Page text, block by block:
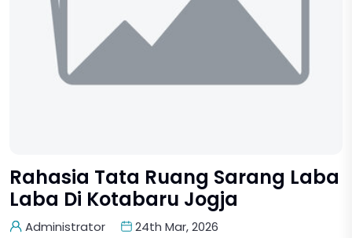
Rahasia Tata Ruang Sarang Laba
Laba Di Kotabaru Jogja
Administrator 24th Mar, 2026